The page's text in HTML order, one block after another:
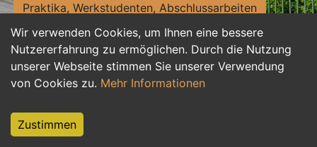
Wir verwenden Cookies, um Ihnen eine bessere
Nutzererfahrung zu ermöglichen. Durch die Nutzung
unserer Webseite stimmen Sie unserer Verwendung
von Cookies zu. Mehr Informationen
Zustimmen
Praktika, Werkstudenten, Abschlussarbeiten
Personalwesen Assistenz, Sekretariat
Hilfskräfte, Aushilfs- und Nebenjobs
Weiterbildung, Studium, duale Ausbildung